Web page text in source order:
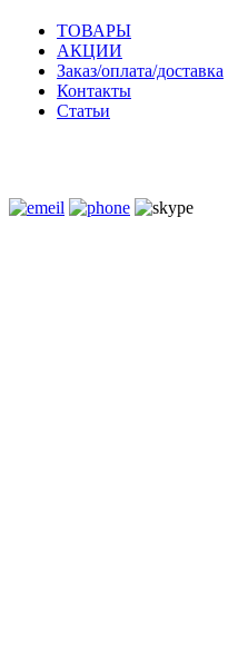
ТОВАРЫ
АКЦИИ
Заказ/оплата/доставка
Контакты
Статьи